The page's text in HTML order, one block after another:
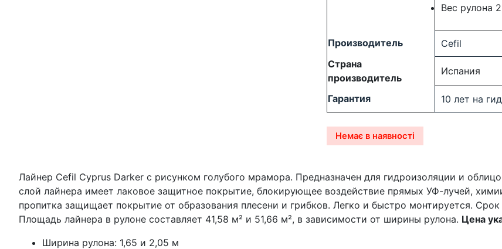
Вес рулона
Производитель
Cefil
Страна
производитель
Испания
Гарантия 10 лет на
Немає в наявності
Лайнер Cefil Cyprus Darker с рисунком голубого мрамора. Предназначен для гидроизоляции и
слой лайнера имеет лаковое защитное покрытие, блокирующее воздействие прямых УФ-лучей,
пропитка защищает покрытие от образования плесени и грибков. Легко и быстро монтируется.
Площадь лайнера в рулоне составляет 41,58 м² и 51,66 м², в зависимости от ширины рулона. Цена
Ширина рулона: 1,65 и 2,05 м